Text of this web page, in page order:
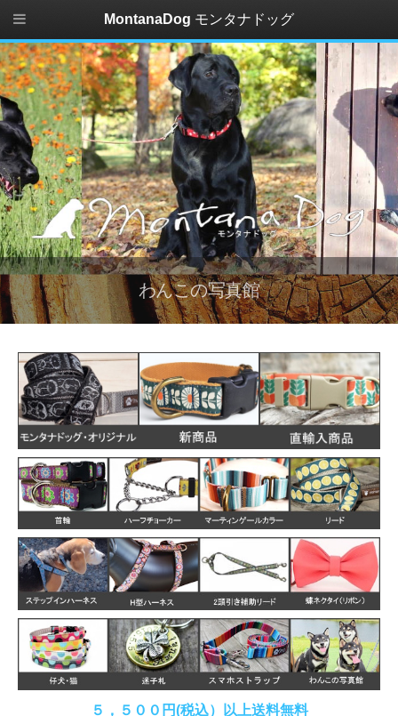
わんこの写真館
５，５００円(税込）以上送料無料
MontanaDog モンタナドッグ